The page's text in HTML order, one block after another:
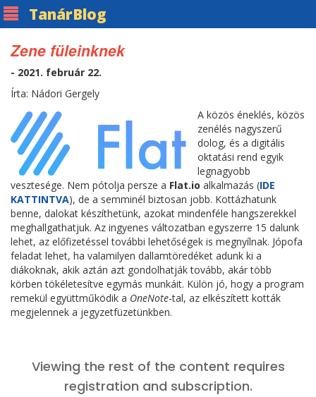
TanárBlog
Zene füleinknek
- 2021. február 22.
Írta: Nádori Gergely
A közös éneklés, közös
zenélés nagyszerű
dolog, és a digitális
oktatási rend egyik
legnagyobb
vesztesége. Nem pótolja persze a Flat.io alkalmazás (IDE
KATTINTVA), de a semminél biztosan jobb. Kottázhatunk
benne, dalokat készíthetünk, azokat mindenféle hangszerekkel
meghallgathatjuk. Az ingyenes változatban egyszerre 15 dalunk
lehet, az előfizetéssel további lehetőségek is megnyílnak. Jópofa
feladat lehet, ha valamilyen dallamtöredéket adunk ki a
diákoknak, akik aztán azt gondolhatják tovább, akár több
körben tökéletesítve egymás munkáit. Külön jó, hogy a program
remekül együttműködik a OneNote-tal, az elkészített kották
megjelennek a jegyzetfüzetünkben.